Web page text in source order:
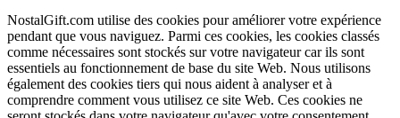
NostalGift.com utilise des cookies pour améliorer votre expérience
pendant que vous naviguez. Parmi ces cookies, les cookies classés
comme nécessaires sont stockés sur votre navigateur car ils sont
essentiels au fonctionnement de base du site Web. Nous utilisons
également des cookies tiers qui nous aident à analyser et à
comprendre comment vous utilisez ce site Web. Ces cookies ne